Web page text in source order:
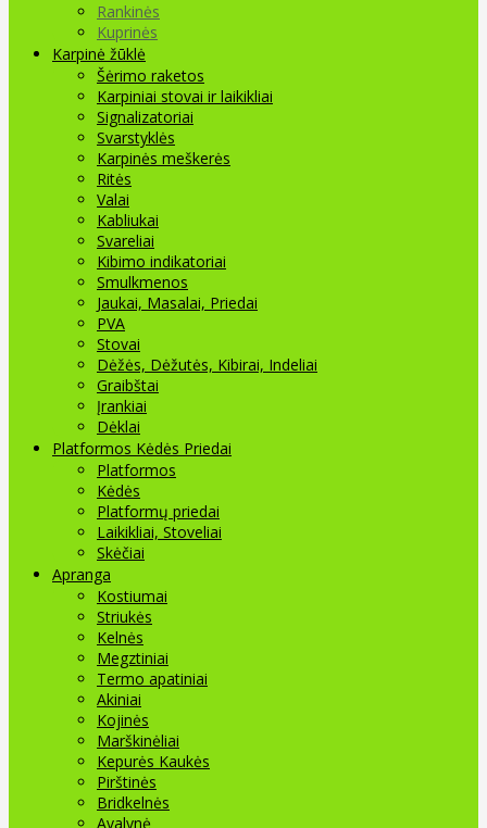
Rankinės
Kuprinės
Karpinė žūklė
Šėrimo raketos
Karpiniai stovai ir laikikliai
Signalizatoriai
Svarstyklės
Karpinės meškerės
Ritės
Valai
Kabliukai
Svareliai
Kibimo indikatoriai
Smulkmenos
Jaukai, Masalai, Priedai
PVA
Stovai
Dėžės, Dėžutės, Kibirai, Indeliai
Graibštai
Įrankiai
Dėklai
Platformos Kėdės Priedai
Platformos
Kėdės
Platformų priedai
Laikikliai, Stoveliai
Skėčiai
Apranga
Kostiumai
Striukės
Kelnės
Megztiniai
Termo apatiniai
Akiniai
Kojinės
Marškinėliai
Kepurės Kaukės
Pirštinės
Bridkelnės
Avalynė